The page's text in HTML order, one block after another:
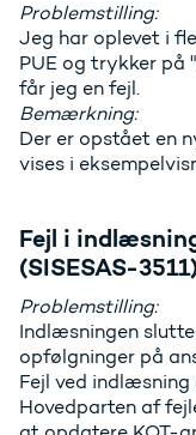
Problemstilling:
Jeg har oplevet i
PUE og trykker på
får jeg en fejl.
Bemærkning:
Der er opstået en
vises i
Fejl i
(SISESAS-
Problemstilling:
Indlæsningen
opfølgninger på
Fejl ved indlæsning
Hovedparten af